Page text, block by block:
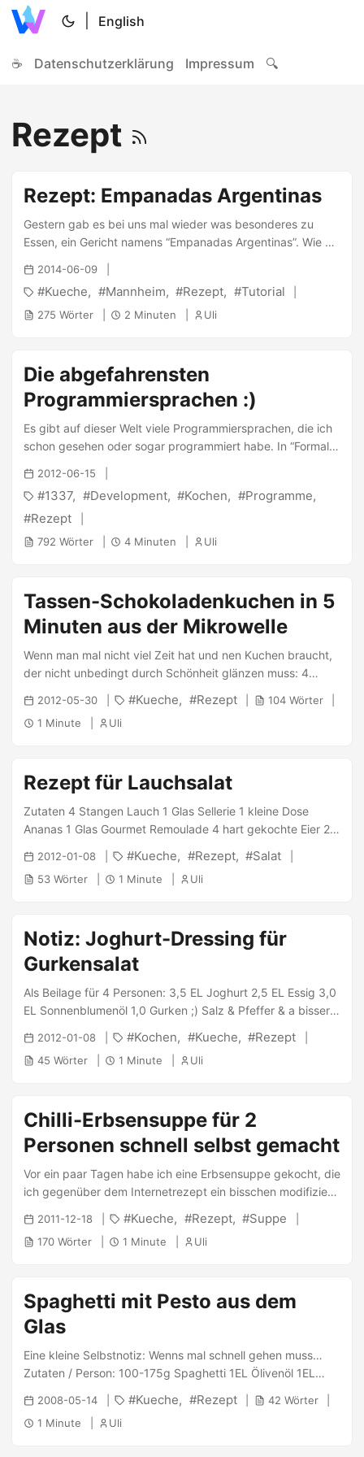
English
☕ Datenschutzerklärung Impressum 🔍
Rezept
Rezept: Empanadas Argentinas
Gestern gab es bei uns mal wieder was besonderes zu
Essen, ein Gericht namens “Empanadas Argentinas”. Wie es
gemacht wird, wie es aussieht und was man dazu braucht
steht im folgenden Blogbeitrag :) Zutaten für 3 Personen: -
Für den Teig: 300g Mehl 100g Magerine / Butter 1 TL Salz
1/4L Instant-Brühe Arbeitswerkzeuge: Teigschüssel
| - Für die Füllung: 1 mittelgroße Zwiebel 2EL OlivenÃ–l 1/4L
Instant-Brühe 250g Rinderhack 1TL Paprikapulver 1TL Salz
Oregano 1/2 EL Mehl 2 hart gekochte Eier 1 Paprika |
Füllung: ...
2014-06-09
Kueche Mannheim Rezept Tutorial
275 Wörter 2 Minuten Uli
Die abgefahrensten
Programmiersprachen :)
Es gibt auf dieser Welt viele Programmiersprachen, die ich
schon gesehen oder sogar programmiert habe. In “Formale
Sprachen und Compilerbau” habe ich in der Uni auch
einfache Sprachen schon selbst erstellt. Letztendlich kam
aber keine wirklich aus diesen Räumen heraus. Heute habe
ich zufälligerweise wieder ein paar Sprachen angesehen
und hier mal die Besten zusammengesucht (alphabetisch
2012-06-15
1337 Development Kochen
Programme
Rezept
792 Wörter 4 Minuten Uli
Tassen-Schokoladenkuchen in 5
Minuten aus der Mikrowelle
Wenn man mal nicht viel Zeit hat und nen Kuchen braucht,
der nicht unbedingt durch Schönheit glänzen muss: 4
Esslöffel Mehl 4 Esslöffel Zucker 2 Esslöffel Kakao 1 Ei 3
Esslöffel Milch 3 Esslöffel Öl Eine Tasse Die trockenen
Zutaten (Mehl, Zucker und Kakao) kurz mischen,
Leistung in die Mikrowelle. Bei 1000 Watt dauert es etwa
drei Minuten, bis der “Kuchen” fertig ist, was man daran
erkennt, dass sich der Teig nicht weiter ausdehnt. ...
2012-05-30 Kueche Rezept
104 Wörter
1 Minute
Uli
Rezept für Lauchsalat
Zutaten 4 Stangen Lauch 1 Glas Sellerie 1 kleine Dose
Ananas 1 Glas Gourmet Remoulade 4 hart gekochte Eier 2
grüne Äpfel Zubereitung Salzwasser aufsetzen Lauch
schneiden und 5-10 Minuten im Salzwasser kochen Ananas
abtropfen Sellerie abtropfen Eier klein schneiden Alles
2012-01-08 Kueche Rezept Salat
53 Wörter 1 Minute Uli
Notiz: Joghurt-Dressing für
Gurkensalat
Als Beilage für 4 Personen: 3,5 EL Joghurt 2,5 EL Essig 3,0
EL Sonnenblumenöl 1,0 Gurken ;) Salz & Pfeffer & a bisserl
Zucker Dazu Kräuter / Dill nach belieben. Das ganze mixen
und gut is :) PS: Notiz an mich selbst, nicht wundern ;)
2012-01-08 Kochen Kueche Rezept
45 Wörter 1 Minute Uli
Chilli-Erbsensuppe für 2
Personen schnell selbst gemacht
Vor ein paar Tagen habe ich eine Erbsensuppe gekocht, die
ich gegenüber dem Internetrezept ein bisschen modifiziert
habe. Zutaten: 800g Tiefgekühlte Erbsen 1
Frühlingszwiebel 500ml Hühnerbrühe 1 Becher Sahne 0,5
Becher Crème fraîche 1 Chilli (Cayenne) Salz/Pfeffer
die Hühnerbrühe zubereitet. Meist wirft man einen
Brühwürfel in einen halben Liter Wasser und erhitzt das
ganze im Topf. ...
2011-12-18 Kueche Rezept Suppe
170 Wörter 1 Minute Uli
Spaghetti mit Pesto aus dem
Glas
Eine kleine Selbstnotiz: Wenns mal schnell gehen muss…
Zutaten / Person: 100-175g Spaghetti 1EL Ölivenöl 1EL
Pesto Zubereitung: Spaghetti al dente kochen, abtropfen.
Öl & Pesto untermischen (evtl. mit Sahne verfeinern). Evtl
mit gebratenem Speck ergänzen (wenns a bisserl Fleisch
2008-05-14 Kueche Rezept
42 Wörter
1 Minute
Uli